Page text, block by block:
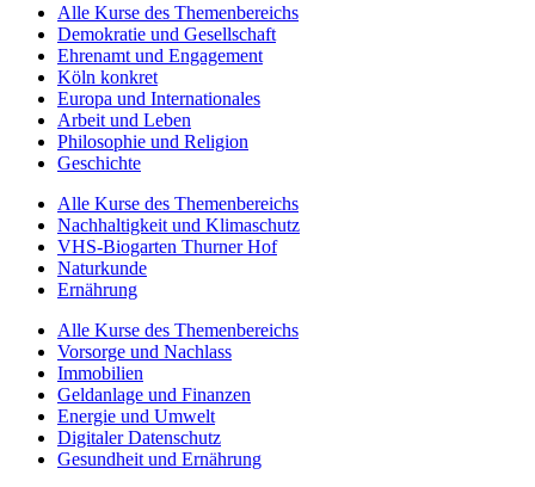
Alle Kurse des Themenbereichs
Demokratie und Gesellschaft
Ehrenamt und Engagement
Köln konkret
Europa und Internationales
Arbeit und Leben
Philosophie und Religion
Geschichte
Alle Kurse des Themenbereichs
Nachhaltigkeit und Klimaschutz
VHS-Biogarten Thurner Hof
Naturkunde
Ernährung
Alle Kurse des Themenbereichs
Vorsorge und Nachlass
Immobilien
Geldanlage und Finanzen
Energie und Umwelt
Digitaler Datenschutz
Gesundheit und Ernährung